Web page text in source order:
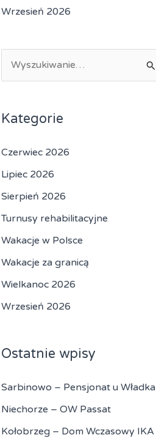
Wrzesień 2026
z
k
j
d
l
a
:
Kategorie
Czerwiec 2026
Lipiec 2026
Sierpień 2026
Turnusy rehabilitacyjne
Wakacje w Polsce
Wakacje za granicą
Wielkanoc 2026
Wrzesień 2026
Ostatnie wpisy
Sarbinowo – Pensjonat u Władka
Niechorze – OW Passat
Kołobrzeg – Dom Wczasowy IKA